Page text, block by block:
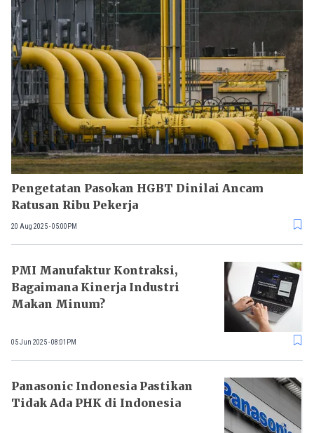
Pengetatan Pasokan HGBT Dinilai Ancam
Ratusan Ribu Pekerja
20 Aug 2025 - 05:00PM
PMI Manufaktur Kontraksi,
Bagaimana Kinerja Industri
Makan Minum?
05 Jun 2025 - 08:01PM
Panasonic Indonesia Pastikan
Tidak Ada PHK di Indonesia